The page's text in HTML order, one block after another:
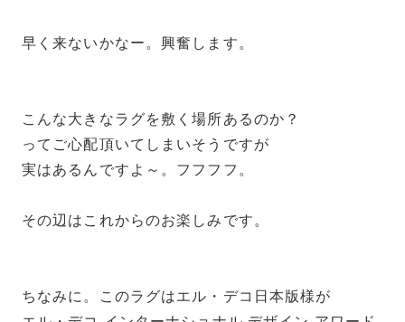
早く来ないかなー。興奮します。
こんな大きなラグを敷く場所あるのか？
ってご心配頂いてしまいそうですが
実はあるんですよ～。フフフフ。
その辺はこれからのお楽しみです。
ちなみに。このラグはエル・デコ日本版様が